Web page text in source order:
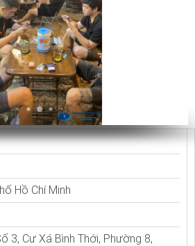
Hồ Chí Minh
3, Cư Xá Bình Thới, Phường 8,